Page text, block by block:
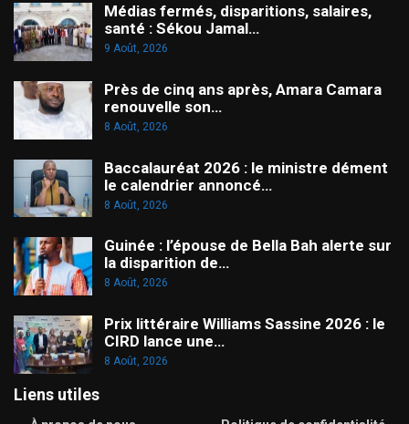
Médias fermés, disparitions, salaires,
santé : Sékou Jamal…
9 Août, 2026
Près de cinq ans après, Amara Camara
renouvelle son…
8 Août, 2026
Baccalauréat 2026 : le ministre dément
le calendrier annoncé…
8 Août, 2026
Guinée : l’épouse de Bella Bah alerte sur
la disparition de…
8 Août, 2026
Prix littéraire Williams Sassine 2026 : le
CIRD lance une…
8 Août, 2026
Liens utiles